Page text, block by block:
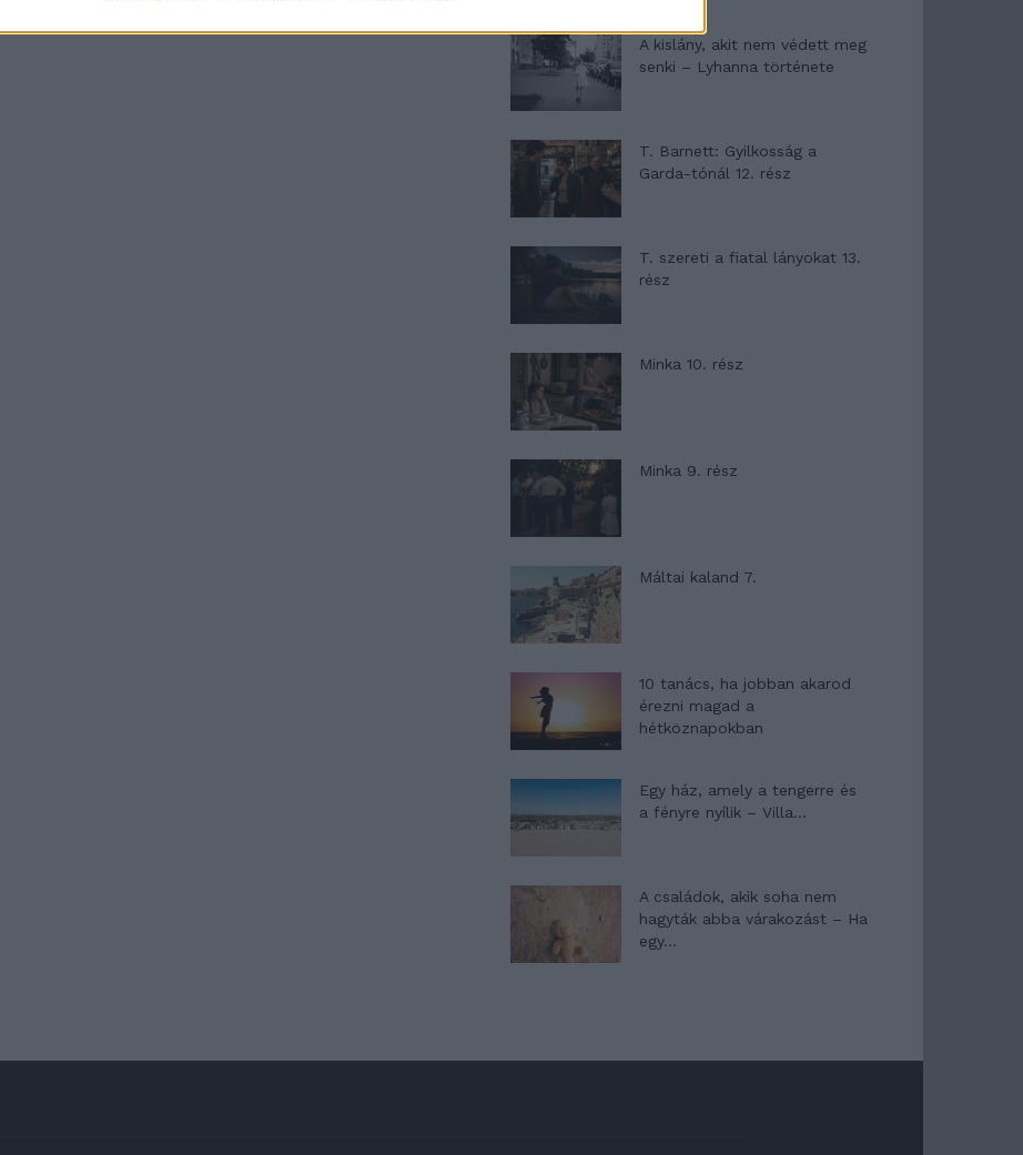
A kislány, akit nem védett meg
senki – Lyhanna története
T. Barnett: Gyilkosság a
Garda-tónál 12. rész
T. szereti a fiatal lányokat 13.
rész
Minka 10. rész
Minka 9. rész
Máltai kaland 7.
10 tanács, ha jobban akarod
érezni magad a
hétköznapokban
Egy ház, amely a tengerre és
a fényre nyílik – Villa...
A családok, akik soha nem
hagyták abba várakozást – Ha
egy...